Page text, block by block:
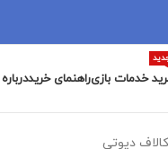
خدمات بازیراهنمای خرید